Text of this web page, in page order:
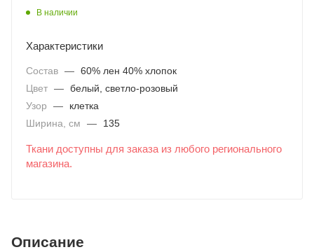
В наличии
Характеристики
Состав — 60% лен 40% хлопок
Цвет — белый, светло-розовый
Узор
—
клетка
Ширина, см
— 135
Ткани доступны для заказа из любого регионального
магазина.
Описание